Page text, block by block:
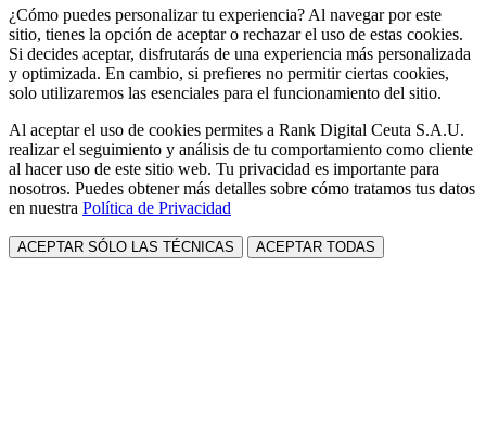
¿Cómo puedes personalizar tu experiencia? Al navegar por este
sitio, tienes la opción de aceptar o rechazar el uso de estas cookies.
Si decides aceptar, disfrutarás de una experiencia más personalizada
y optimizada. En cambio, si prefieres no permitir ciertas cookies,
solo utilizaremos las esenciales para el funcionamiento del sitio.
Al aceptar el uso de cookies permites a Rank Digital Ceuta S.A.U.
realizar el seguimiento y análisis de tu comportamiento como cliente
al hacer uso de este sitio web. Tu privacidad es importante para
nosotros. Puedes obtener más detalles sobre cómo tratamos tus datos
en nuestra Política de Privacidad
ACEPTAR SÓLO LAS TÉCNICAS ACEPTAR TODAS